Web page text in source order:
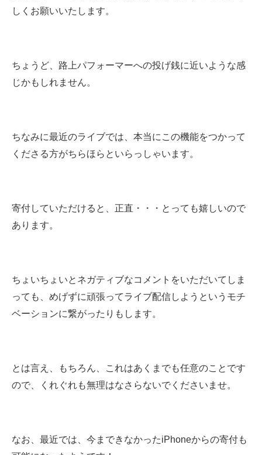
しくお願いいたします。
ちょうど、路上パフォーマーへの投げ銭に近いような感
じかもしれません。
ちなみに最近のライブでは、本当にこの機能をつかって
くださる方がちらほらといらっしゃいます。
寄付していただけると、正直・・・とっても嬉しいので
あります。
ちょいちょいとネガティブなコメントをいただいてしま
っても、めげずに頑張ってライブ配信しようというモチ
ベーションに繋がったりもします。
とは言え、もちろん、これはあくまでも任意のことです
ので、くれぐれも無理はなさらないでくださいませ。
なお、最近では、今まできなかったiPhoneからの寄付も